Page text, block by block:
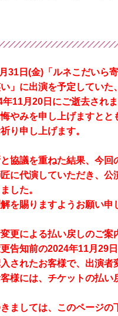
31日(金)「ルネこだいら
」に出演を予定していた
11月20日にご逝去されま
やみを申し上げますとと
り申し上げます。
協議を重ねた結果、今回
に代演していただき、公
した。
を賜りますようお願い申
変更による払い戻しのご案
告知前の2024年11月29
されたお客様で、出演者
様には、チケットの払い
ましては、このページの